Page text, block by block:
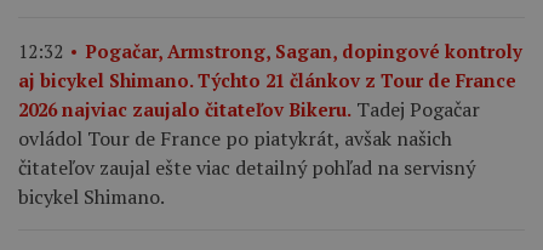
12:32
Pogačar, Armstrong, Sagan, dopingové kontroly
aj bicykel Shimano. Týchto 21 článkov z Tour de France
2026 najviac zaujalo čitateľov Bikeru. Tadej Pogačar
ovládol Tour de France po piatykrát, avšak našich
čitateľov zaujal ešte viac detailný pohľad na servisný
bicykel Shimano.